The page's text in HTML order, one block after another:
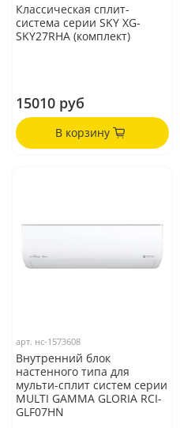
Классическая сплит-
система серии SKY XG-
SKY27RHA (комплект)
15010 руб
В корзину
арт. нс-1573608
Внутренний блок
настенного типа для
мульти-сплит систем серии
MULTI GAMMA GLORIA RCI-
GLF07HN